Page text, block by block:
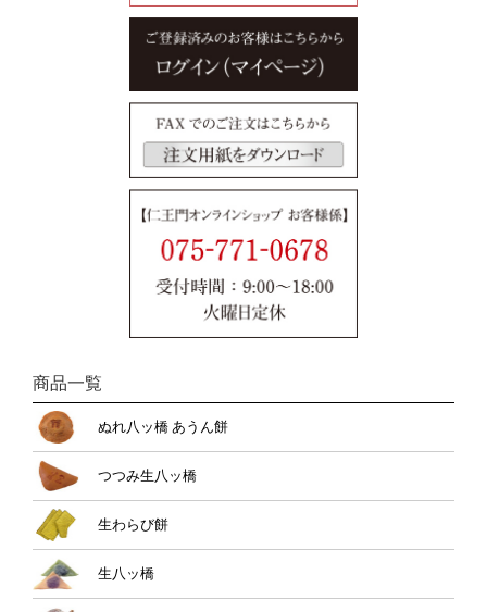
商品一覧
ぬれ八ッ橋 あうん餅
つつみ生八ッ橋
生わらび餅
生八ッ橋